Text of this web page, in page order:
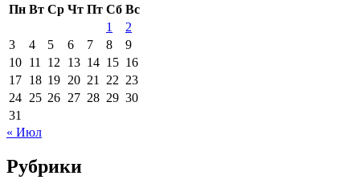
Пн Вт Ср Чт Пт Сб Вс
1
2
3
4 5 6 7 8
9
10 11 12 13 14 15 16
17 18 19 20 21 22 23
24 25 26 27 28 29 30
31
« Июл
Рубрики